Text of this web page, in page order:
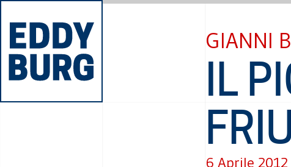
GIANNI
IL
6 Aprile 2012